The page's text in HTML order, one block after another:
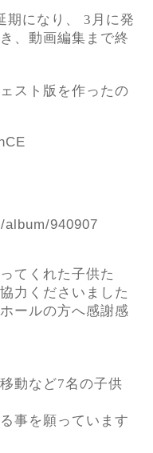
になり、 3 月に発
、動画編集まで終
スト版を作ったの
940907
てくれた子供た
力くださいました
ールの方へ感謝感
動など7名の子供
事を願っています